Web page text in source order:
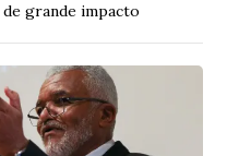
grande impacto